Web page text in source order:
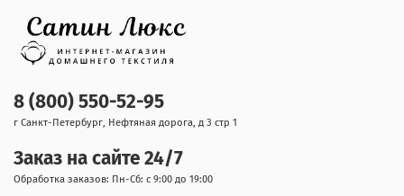
8 (800) 550-52-95
г Санкт-Петербург, Нефтяная дорога, д 3 стр 1
Заказ на сайте 24/7
Обработка заказов: Пн-Сб: с 9:00 до 19:00